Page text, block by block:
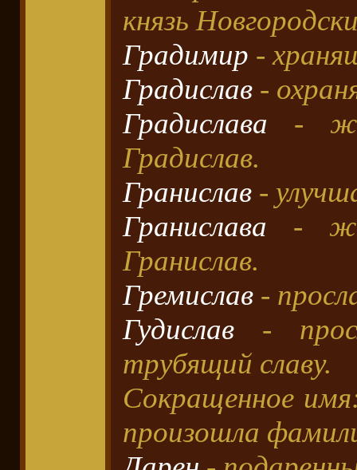
князь
Градимир -
Градислав-
Градислава -
Градислав.
Гранислав-
Гранислава -
Гранислав.
Гремислав-
Гудислав-
трубящий славу.
Сокращенное
произошла